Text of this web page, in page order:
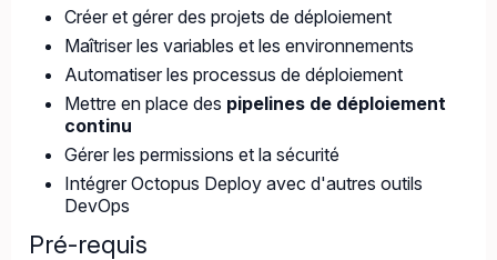
Créer et gérer des projets de déploiement
Maîtriser les variables et les environnements
Automatiser les processus de déploiement
Mettre en place des pipelines de déploiement
continu
Gérer les permissions et la sécurité
Intégrer Octopus Deploy avec d'autres outils
DevOps
Pré-requis